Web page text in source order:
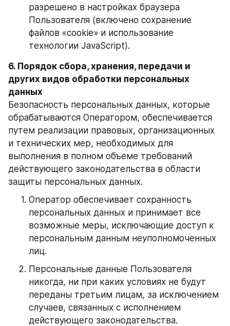
разрешено в настройках браузера
Пользователя (включено сохранение
файлов «cookie» и использование
технологии JavaScript).
6. Порядок сбора, хранения, передачи и
других видов обработки персональных
данных
Безопасность персональных данных, которые
обрабатываются Оператором, обеспечивается
путем реализации правовых, организационных
и технических мер, необходимых для
выполнения в полном объеме требований
действующего законодательства в области
защиты персональных данных.
Оператор обеспечивает сохранность
персональных данных и принимает все
возможные меры, исключающие доступ к
персональным данным неуполномоченных
лиц.
Персональные данные Пользователя
никогда, ни при каких условиях не будут
переданы третьим лицам, за исключением
случаев, связанных с исполнением
действующего законодательства.